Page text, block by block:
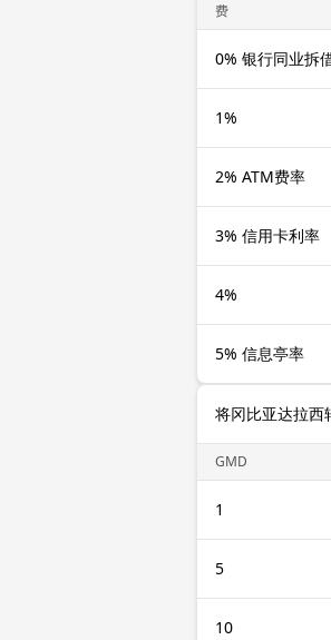
费
0% 银行同业拆
1%
2% ATM费率
3% 信用卡利率
4%
5% 信息亭率
将冈比亚达拉西
GMD
1
5
10